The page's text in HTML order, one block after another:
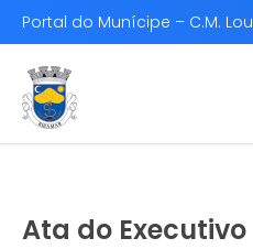
Portal do Munícipe – C.M.
Ata do Executivo